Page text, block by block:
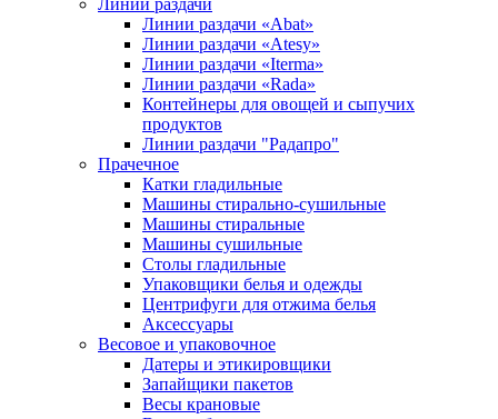
Линии раздачи
Линии раздачи «Abat»
Линии раздачи «Atesy»
Линии раздачи «Iterma»
Линии раздачи «Rada»
Контейнеры для овощей и сыпучих
продуктов
Линии раздачи "Радапро"
Прачечное
Катки гладильные
Машины стирально-сушильные
Машины стиральные
Машины сушильные
Столы гладильные
Упаковщики белья и одежды
Центрифуги для отжима белья
Аксессуары
Весовое и упаковочное
Датеры и этикировщики
Запайщики пакетов
Весы крановые